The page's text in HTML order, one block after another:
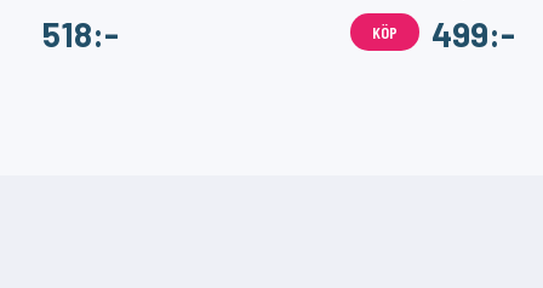
518:- KÖP 499:-